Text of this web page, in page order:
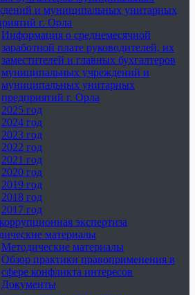
и муниципальных унитарных
г. Орла
Информация о среднемесячной
заработной плате руководителей, их
заместителей и главных бухгалтеров
муниципальных учреждений и
муниципальных унитарных
предприятий г. Орла
2025 год
2024 год
2023 год
2022 год
2021 год
2020 год
2019 год
2018 год
2017 год
экспертиза
материалы
Методические материалы
Обзор практики правоприменения в
сфере конфликта интересов
Документы